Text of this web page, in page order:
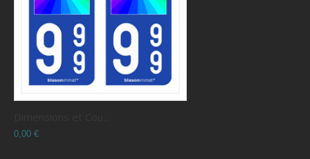
0,00 €